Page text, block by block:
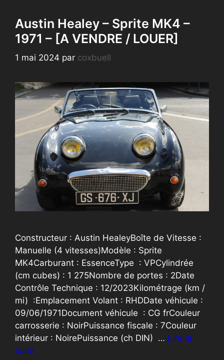
Austin Healey – Sprite MK4 –
1971 – [A VENDRE / LOUER]
1 mai 2024 par coxbuell
Constructeur : Austin HealeyBoîte de Vitesse :
Manuelle (4 vitesses)Modèle : Sprite
MK4Carburant : EssenceType : VPCylindrée
(cm cubes) : 1 275Nombre de portes : 2Date
Contrôle Technique : 12/2023Kilométrage (km /
mi) :Emplacement Volant : RHDDate véhicule :
09/06/1971Document véhicule : CG frCouleur
carrosserie : NoirPuissance fiscale : 7Couleur
intérieur : NoirePuissance (ch DIN) … Lire la
suite